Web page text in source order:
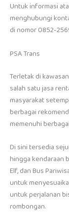
Untuk informasi
menghubungi
di nomor 0852-
PSA Trans
Terletak di
salah satu jasa
masyarakat
berbagai
memenuhi
Di sini tersedia
hingga kendaraan
Elf, dan Bus
untuk
untuk perjalanan
rombongan.